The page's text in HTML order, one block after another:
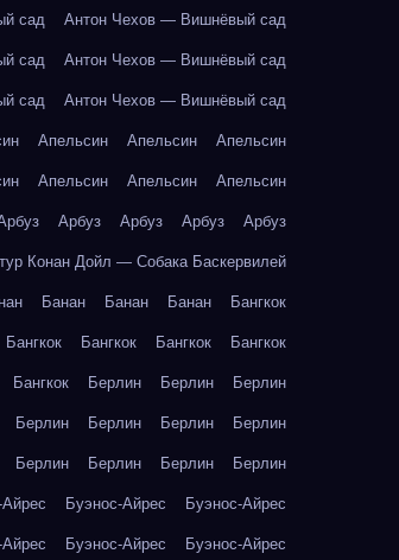
сад Антон Чехов — Вишнёвый сад
сад Антон Чехов — Вишнёвый сад
сад Антон Чехов — Вишнёвый сад
Апельсин Апельсин Апельсин
Апельсин Апельсин Апельсин
Арбуз Арбуз Арбуз Арбуз
Конан Дойл — Собака Баскервилей
Банан Банан Банан Бангкок
Бангкок Бангкок Бангкок Бангкок
Бангкок Берлин Берлин Берлин
Берлин Берлин Берлин Берлин
Берлин Берлин Берлин Берлин
Буэнос-Айрес Буэнос-Айрес
Буэнос-Айрес Буэнос-Айрес